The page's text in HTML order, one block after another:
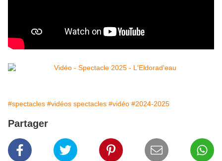
#spectacles #vidéos spectacles #vidéo #2024-2025
Partager